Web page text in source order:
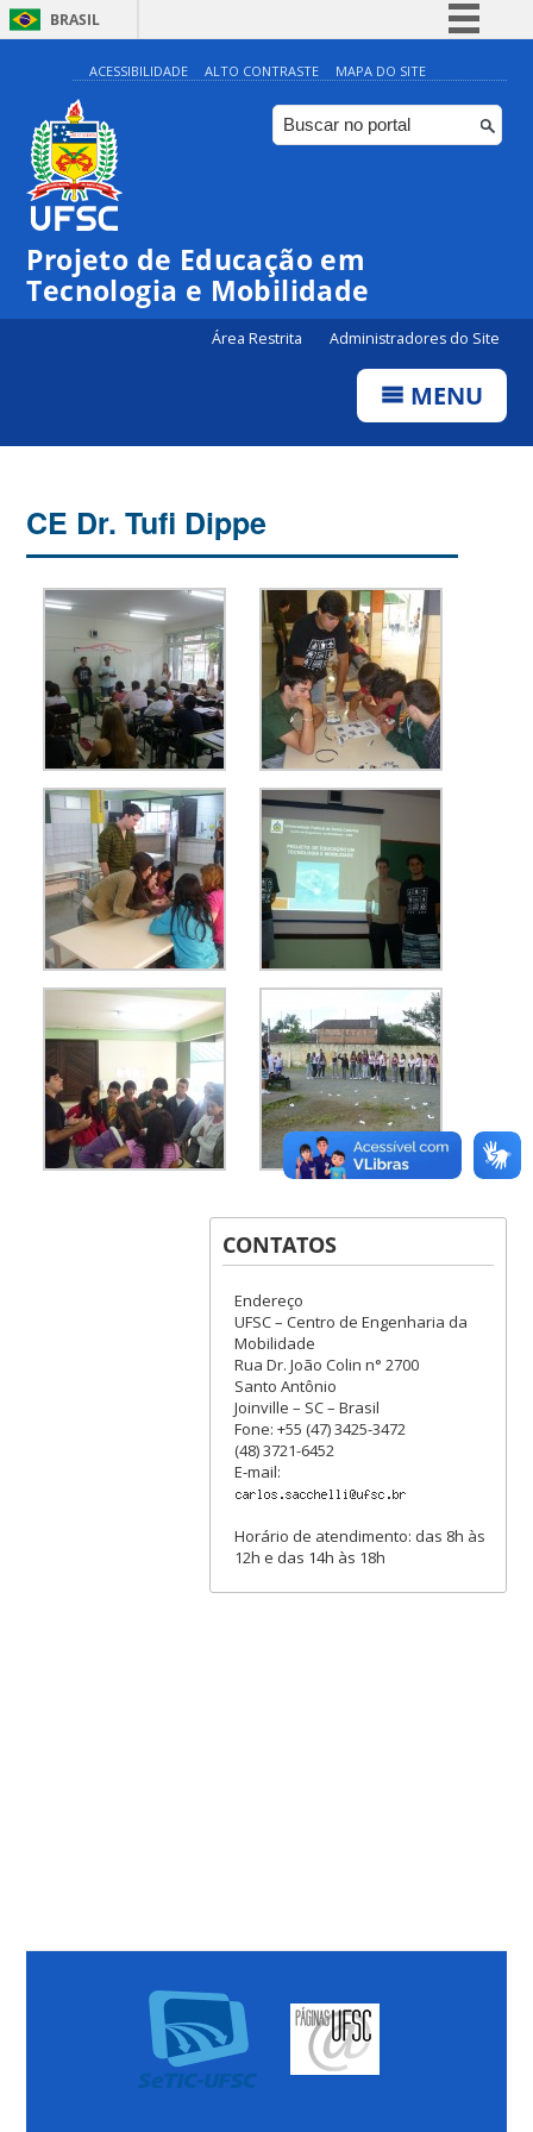
BRASIL
Simplifique!
Comunica BR
Participe
Canais
ACESSIBILIDADE ALTO CONTRASTE MAPA DO SITE
Projeto de Educação em
Tecnologia e Mobilidade
Área Restrita Administradores do Site
MENU
CE Dr. Tufi Dippe
CONTATOS
Endereço
UFSC – Centro de Engenharia da
Mobilidade
Rua Dr. João Colin n° 2700
Santo Antônio
Joinville – SC – Brasil
Fone: +55 (47) 3425-3472
(48) 3721-6452
E-mail:
Horário de atendimento: das 8h às
12h e das 14h às 18h